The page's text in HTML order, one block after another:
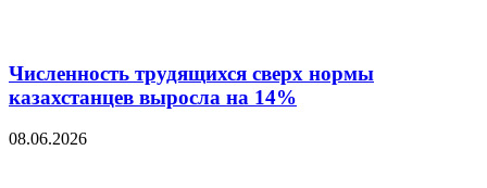
Численность трудящихся сверх нормы
казахстанцев выросла на 14%
08.06.2026